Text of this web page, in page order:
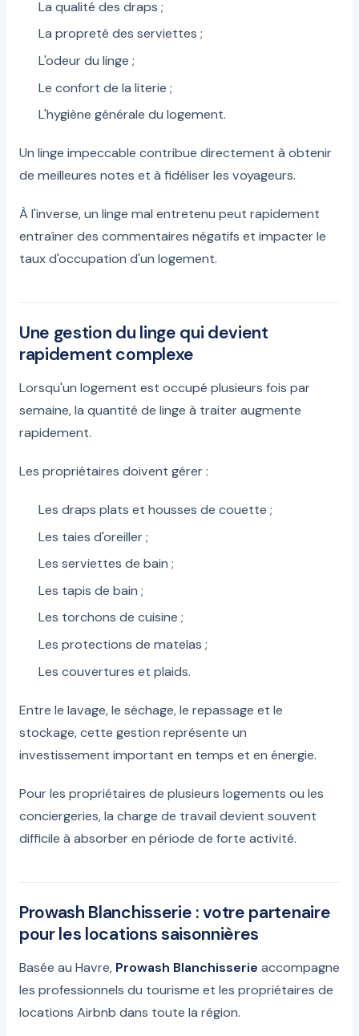
La qualité des draps ;
La propreté des serviettes ;
L'odeur du linge ;
Le confort de la literie ;
L'hygiène générale du logement.
Un linge impeccable contribue directement à obtenir
de meilleures notes et à fidéliser les voyageurs.
À l'inverse, un linge mal entretenu peut rapidement
entraîner des commentaires négatifs et impacter le
taux d'occupation d'un logement.
Une gestion du linge qui devient
rapidement complexe
Lorsqu'un logement est occupé plusieurs fois par
semaine, la quantité de linge à traiter augmente
rapidement.
Les propriétaires doivent gérer :
Les draps plats et housses de couette ;
Les taies d'oreiller ;
Les serviettes de bain ;
Les tapis de bain ;
Les torchons de cuisine ;
Les protections de matelas ;
Les couvertures et plaids.
Entre le lavage, le séchage, le repassage et le
stockage, cette gestion représente un
investissement important en temps et en énergie.
Pour les propriétaires de plusieurs logements ou les
conciergeries, la charge de travail devient souvent
difficile à absorber en période de forte activité.
Prowash Blanchisserie : votre partenaire
pour les locations saisonnières
Basée au Havre, Prowash Blanchisserie accompagne
les professionnels du tourisme et les propriétaires de
locations Airbnb dans toute la région.